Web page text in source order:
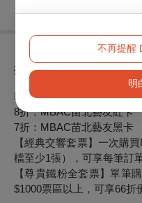
不再提醒
明
折扣方案
MBAC苗北藝友預購、套票
8折：MBAC苗北藝友紅卡
7折：MBAC苗北藝友黑卡
【經典交響套票】一次購
檔至少1張），可享每筆訂
【尊貴鐵粉全套票】單筆
$1000票區以上，可享66折